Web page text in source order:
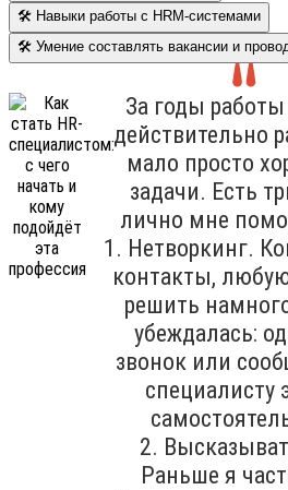
🛠 Навыки работы с HRM-системами
🛠 Умение составлять вакансии и
За годы
действительно
мало просто
задачи. Есть
лично мне
1. Нетворкинг.
контакты,
решить
убеждалась:
звонок или
специалисту
2.
Раньше я